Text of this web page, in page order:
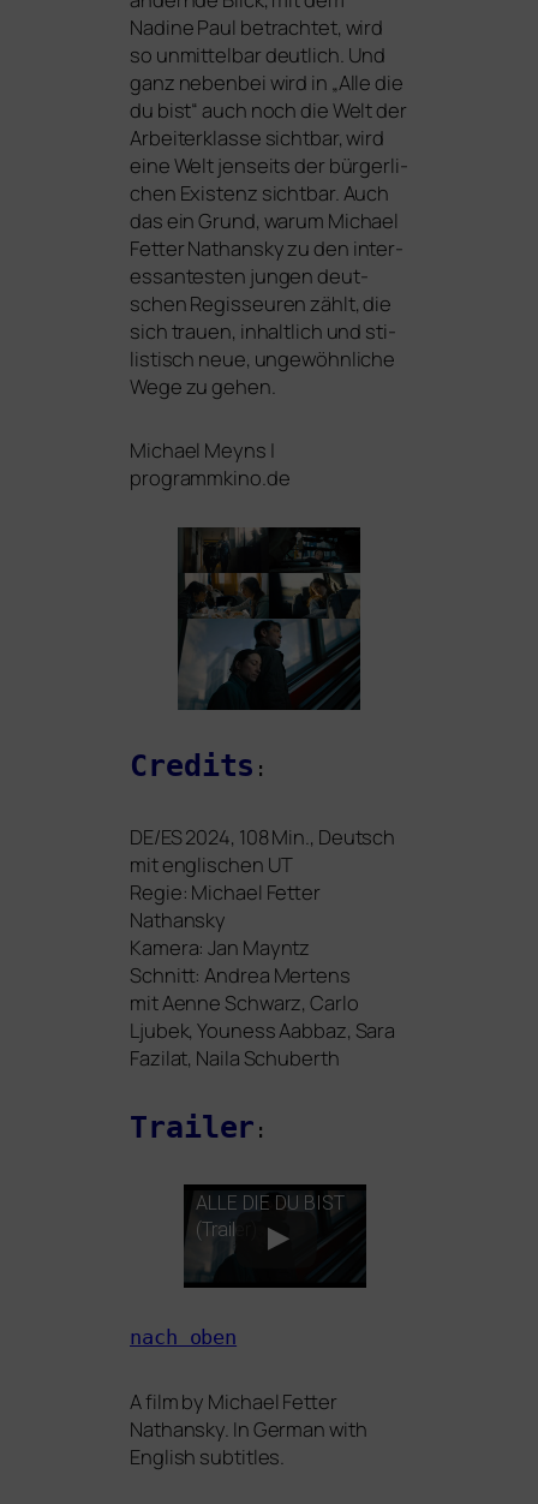
Nadine Paul betrach­tet, wird
so unmit­tel­bar deut­lich. Und
ganz neben­bei wird in „Alle die
du bist“ auch noch die Welt der
Arbeiterklasse sicht­bar, wird
eine Welt jen­seits der bür­ger­li­
chen Existenz sicht­bar. Auch
das ein Grund, war­um Michael
Fetter Nathansky zu den inter­
es­san­tes­ten jun­gen deut­
schen Regisseuren zählt, die
sich trau­en, inhalt­lich und sti­
lis­tisch neue, unge­wöhn­li­che
Wege zu gehen.
Michael Meyns |
programmkino.de
Credits :
DE/ES2024, 108Min., Deutsch
mit eng­li­schen UT
Regie: Michael Fetter
Nathansky
Kamera: Jan Mayntz
Schnitt: Andrea Mertens
mit Aenne Schwarz, Carlo
Ljubek, Youness Aabbaz, Sara
Fazilat, Naila Schuberth
Trailer :
ALLE DIE DU BIST
(Trailer)
nach oben
A film by Michael Fetter
Nathansky. In German with
English subtitles.